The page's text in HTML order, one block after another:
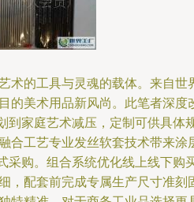
的工具与灵魂的载体。来自世
美术用品新风尚。此笔者深度
家庭艺术减压，定制可供具
工艺专业发丝软套技术带来
购。组合系统优化线上线下
配套前完成专属生产尺寸准